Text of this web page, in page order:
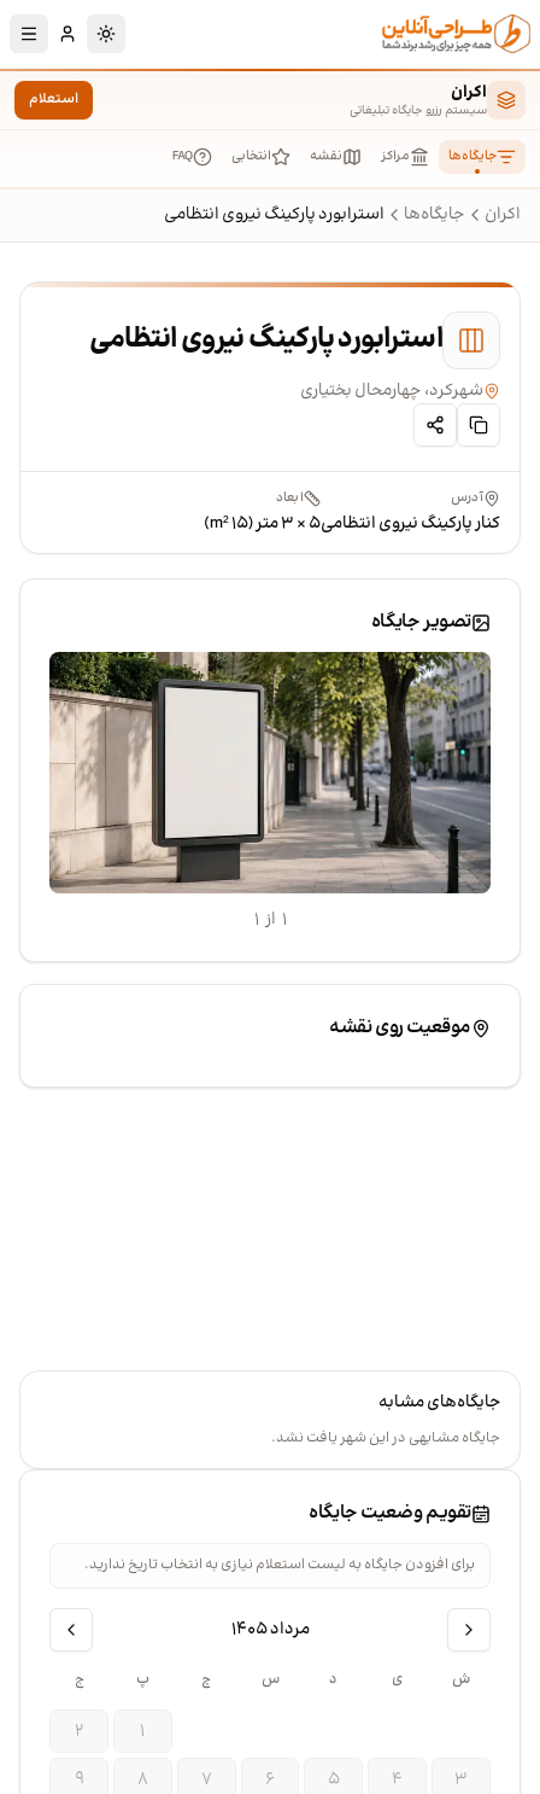
پرش به محتوای اصلی
تغییر به حالت
اکران
سیستم رزرو جایگاه تبلیغاتی استعلام
جایگاه‌ها مراکز نقشه انتخابی FAQ
اکران جایگاه‌ها استرابورد پارکینگ نیروی انتظامی
استرابورد پارکینگ نیروی انتظامی
شهرکرد، چهارمحال بختیاری
آدرس
کنار پارکینگ نیروی انتظامی
ابعاد
۵ × ۳ متر (۱۵ m²)
تصویر جایگاه
۱ از ۱
موقعیت روی نقشه
+
©
جایگاه‌های مشابه
جایگاه مشابهی در این شهر یافت نشد.
تقویم وضعیت جایگاه
برای افزودن جایگاه به لیست استعلام نیازی به انتخاب تاریخ ندارید.
مرداد ۱۴۰۵
ش ی د س چ پ ج
۱
۲
۳
۴ ۵ ۶ ۷ ۸
۹